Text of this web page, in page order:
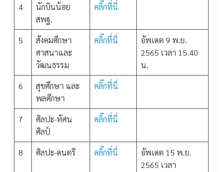
4
นักบินน้อย
สพฐ.
คลิ๊กที่นี่
5
สังคมศึกษา
ศาสนาและ
วัฒนธรรม
คลิ๊กที่นี่
อัพเดต 9 พ.ย.
2565 เวลา 15.40
น.
6
สุขศึกษา และ
พลศึกษา
คลิ๊กที่นี่
7
ศิลปะ-ทัศน
ศิลป์
คลิ๊กที่นี่
8 ศิลปะ-ดนตรี คลิ๊กที่นี่
อัพเดต 15 พ.ย.
2565 เวลา